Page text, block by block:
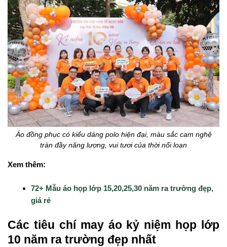
Áo đồng phục có kiểu dáng polo hiện đại, màu sắc cam nghệ
tràn đầy năng lượng, vui tươi của thời nổi loạn
Xem thêm:
72+ Mẫu áo họp lớp 15,20,25,30 năm ra trường đẹp,
giá rẻ
Các tiêu chí may áo kỷ niệm họp lớp
10 năm ra trường đẹp nhất